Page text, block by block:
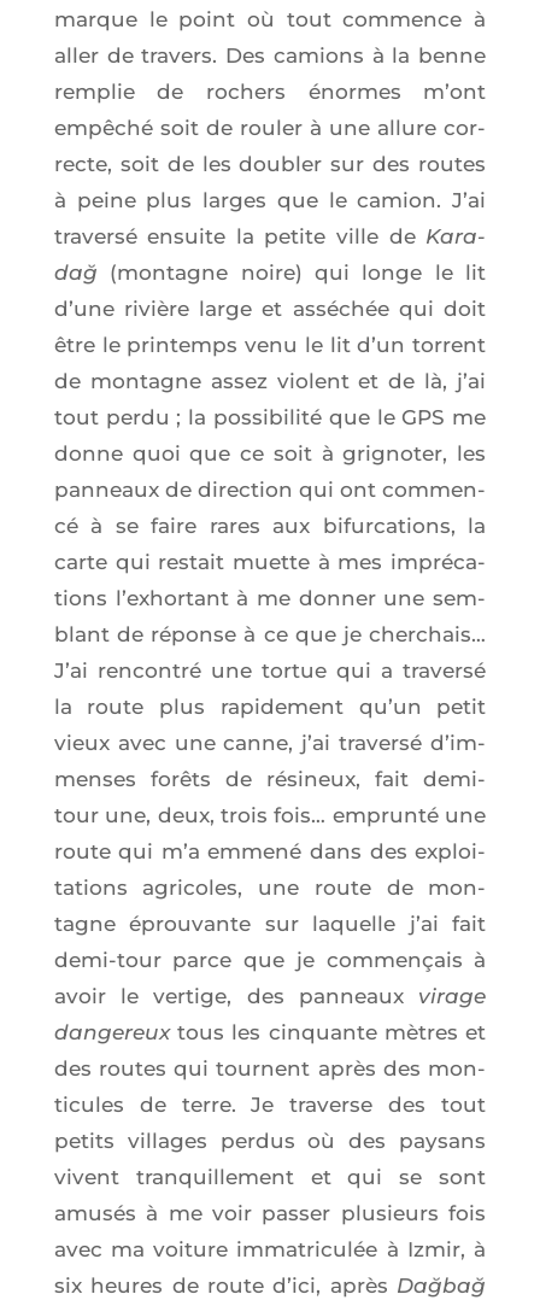
marque le point où tout com­mence à
aller de tra­vers. Des camions à la benne
rem­plie de rochers énormes m’ont
empê­ché soit de rou­ler à une allure cor­
recte, soit de les dou­bler sur des routes
à peine plus larges que le camion. J’ai
tra­ver­sé ensuite la petite ville de Kara­
dağ (mon­tagne noire) qui longe le lit
d’une rivière large et assé­chée qui doit
être le prin­temps venu le lit d’un tor­rent
de mon­tagne assez violent et de là, j’ai
tout per­du ; la pos­si­bi­li­té que le GPS me
donne quoi que ce soit à gri­gno­ter, les
pan­neaux de direc­tion qui ont com­men­
cé à se faire rares aux bifur­ca­tions, la
carte qui res­tait muette à mes impré­ca­
tions l’exhortant à me don­ner une sem­
blant de réponse à ce que je cher­chais…
J’ai ren­con­tré une tor­tue qui a tra­ver­sé
la route plus rapi­de­ment qu’un petit
vieux avec une canne, j’ai tra­ver­sé d’im­
menses forêts de rési­neux, fait demi-
tour une, deux, trois fois… emprun­té une
route qui m’a emme­né dans des exploi­
ta­tions agri­coles, une route de mon­
tagne éprou­vante sur laquelle j’ai fait
demi-tour parce que je com­men­çais à
avoir le ver­tige, des pan­neaux virage
dan­ge­reuxtous les cin­quante mètres et
des routes qui tournent après des mon­
ti­cules de terre. Je tra­verse des tout
petits vil­lages per­dus où des pay­sans
vivent tran­quille­ment et qui se sont
amu­sés à me voir pas­ser plu­sieurs fois
avec ma voi­ture imma­tri­cu­lée à Izmir, à
six heures de route d’i­ci, après Dağ­bağ